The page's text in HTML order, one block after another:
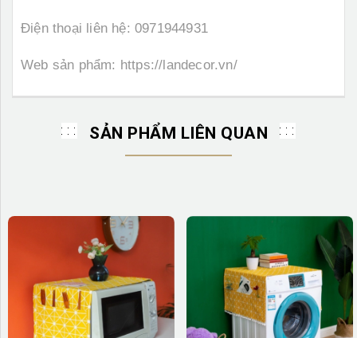
Điện thoại liên hệ: 0971944931
Web sản phẩm: https://landecor.vn/
SẢN PHẨM LIÊN QUAN